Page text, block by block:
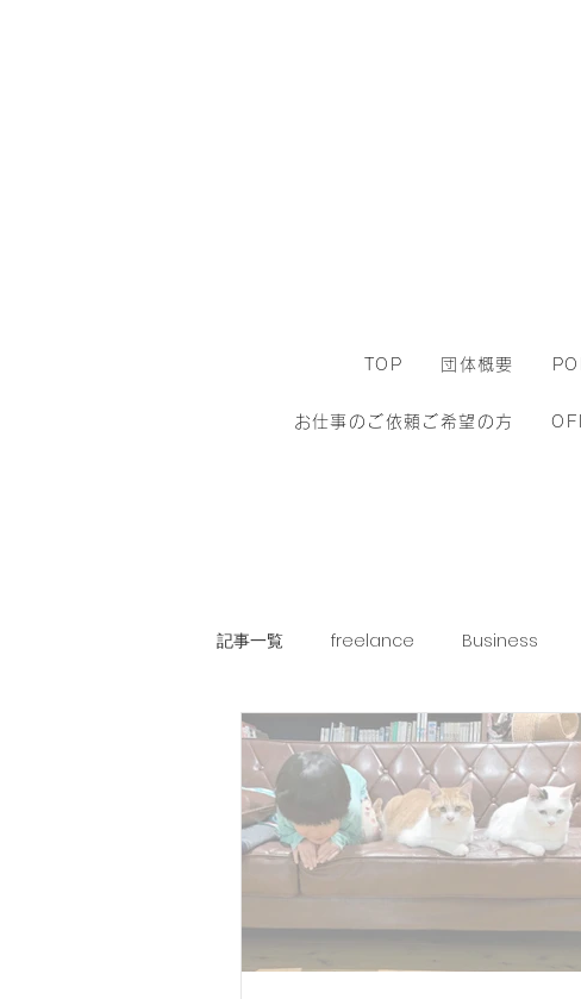
TOP 団体概要
お仕事のご依頼ご希望の方
記事一覧 freelance Business
オフネコ OFNE船長のぼやき